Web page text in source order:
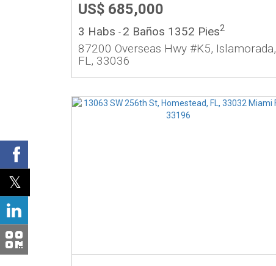
US$ 685,000
3 Habs - 2 Baños 1352 Pies2
87200 Overseas Hwy #K5, Islamorada,
FL, 33036